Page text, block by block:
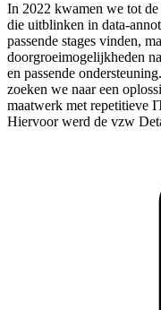
In 2022 kwamen we tot
die uitblinken in data-
passende stages vinden,
doorgroeimogelijkheden
en passende
zoeken we naar een
maatwerk met repetitieve
Hiervoor werd de vzw